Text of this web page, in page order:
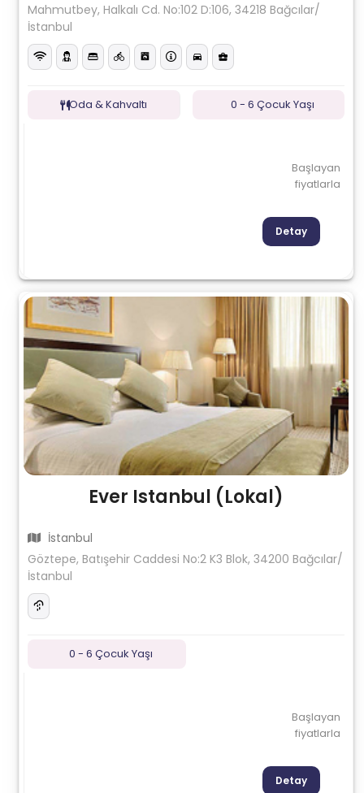
Mahmutbey, Halkalı Cd. No:102 D:106, 34218 Bağcılar/
İstanbul
Oda & Kahvaltı 0 - 6 Çocuk Yaşı
Başlayan
fiyatlarla
Detay
Ever Istanbul (Lokal)
İstanbul
Göztepe, Batışehir Caddesi No:2 K3 Blok, 34200 Bağcılar/
İstanbul
0 - 6 Çocuk Yaşı
Başlayan
fiyatlarla
Detay